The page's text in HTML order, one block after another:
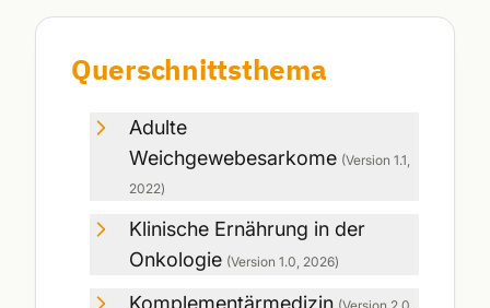
Querschnittsthema
Adulte
Weichgewebesarkome (Version 1.1,
2022)
Klinische Ernährung in der
Onkologie (Version 1.0, 2026)
Komplementärmedizin